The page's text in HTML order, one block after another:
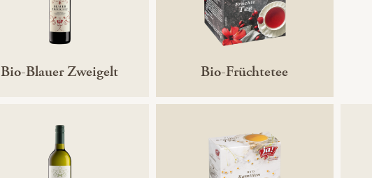
Bio-Blauer Zweigelt Bio-Früchtetee